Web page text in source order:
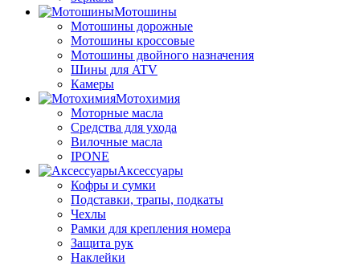
Мотошины
Мотошины дорожные
Мотошины кроссовые
Мотошины двойного назначения
Шины для ATV
Камеры
Мотохимия
Моторные масла
Средства для ухода
Вилочные масла
IPONE
Аксессуары
Кофры и сумки
Подставки, трапы, подкаты
Чехлы
Рамки для крепления номера
Защита рук
Наклейки